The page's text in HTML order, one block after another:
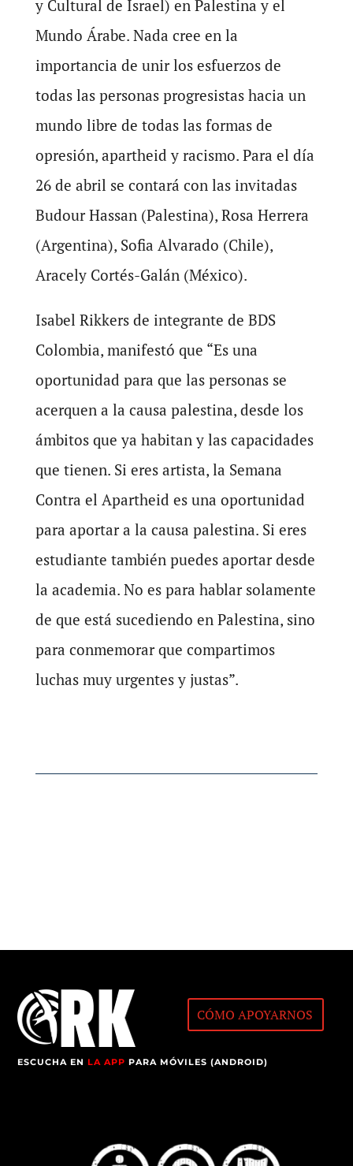
y Cultural de Israel) en Palestina y el
Mundo Árabe. Nada cree en la
importancia de unir los esfuerzos de
todas las personas progresistas hacia un
mundo libre de todas las formas de
opresión, apartheid y racismo. Para el día
26 de abril se contará con las invitadas
Budour Hassan (Palestina), Rosa Herrera
(Argentina), Sofia Alvarado (Chile),
Aracely Cortés-Galán (México).
Isabel Rikkers de integrante de BDS
Colombia, manifestó que “Es una
oportunidad para que las personas se
acerquen a la causa palestina, desde los
ámbitos que ya habitan y las capacidades
que tienen. Si eres artista, la Semana
Contra el Apartheid es una oportunidad
para aportar a la causa palestina. Si eres
estudiante también puedes aportar desde
la academia. No es para hablar solamente
de que está sucediendo en Palestina, sino
para conmemorar que compartimos
luchas muy urgentes y justas”.
CÓMO APOYARNOS
ESCUCHA ENLA APP PARA MÓVILES (ANDROID)